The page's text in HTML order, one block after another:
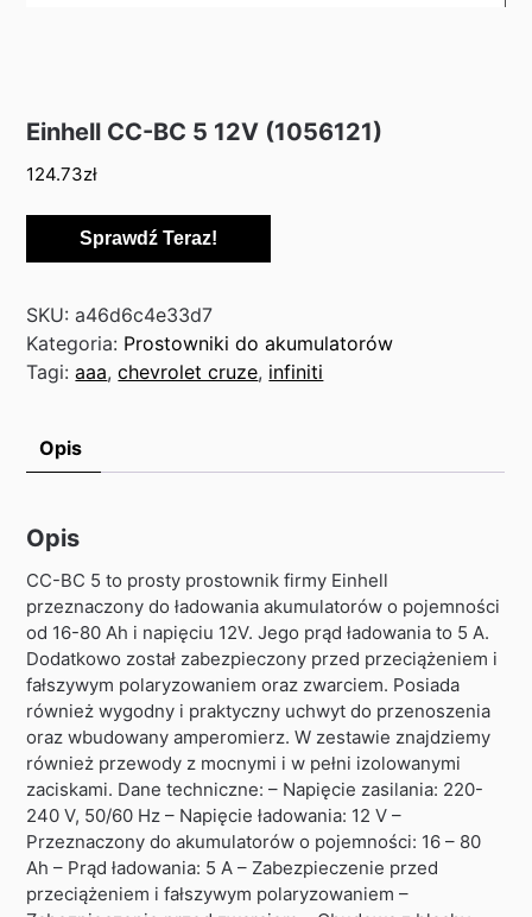
Einhell CC-BC 5 12V (1056121)
124.73zł
Sprawdź Teraz!
SKU:a46d6c4e33d7
Kategoria: Prostowniki do akumulatorów
Tagi:aaa,chevrolet cruze, infiniti
Opis
Opis
CC-BC 5 to prosty prostownik firmy Einhell
przeznaczony do ładowania akumulatorów o pojemności
od 16-80 Ah i napięciu 12V. Jego prąd ładowania to 5 A.
Dodatkowo został zabezpieczony przed przeciążeniem i
fałszywym polaryzowaniem oraz zwarciem. Posiada
również wygodny i praktyczny uchwyt do przenoszenia
oraz wbudowany amperomierz. W zestawie znajdziemy
również przewody z mocnymi i w pełni izolowanymi
zaciskami. Dane techniczne: – Napięcie zasilania: 220-
240 V, 50/60 Hz – Napięcie ładowania: 12 V –
Przeznaczony do akumulatorów o pojemności: 16 – 80
Ah – Prąd ładowania: 5 A – Zabezpieczenie przed
przeciążeniem i fałszywym polaryzowaniem –